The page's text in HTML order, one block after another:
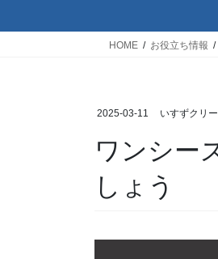
HOME お役立ち情報
2025-03-11 いすずクリ
ワンシー
しょう